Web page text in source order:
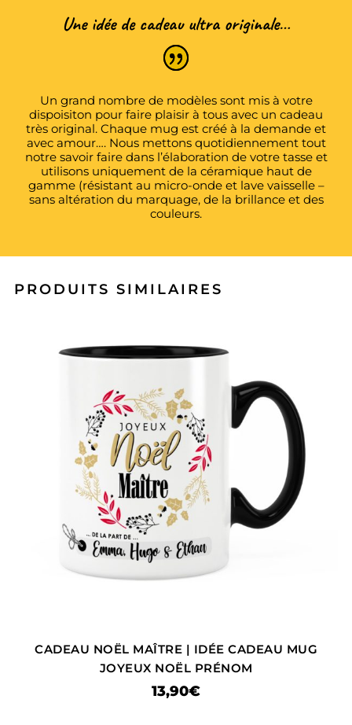
Une idée de cadeau ultra originale…
Un grand nombre de modèles sont mis à votre
dispoisiton pour faire plaisir à tous avec un cadeau
très original. Chaque mug est créé à la demande et
avec amour…. Nous mettons quotidiennement tout
notre savoir faire dans l’élaboration de votre tasse et
utilisons uniquement de la céramique haut de
gamme (résistant au micro-onde et lave vaisselle –
sans altération du marquage, de la brillance et des
couleurs.
PRODUITS SIMILAIRES
CADEAU NOËL MAÎTRE | IDÉE CADEAU MUG
JOYEUX NOËL PRÉNOM
13,90€